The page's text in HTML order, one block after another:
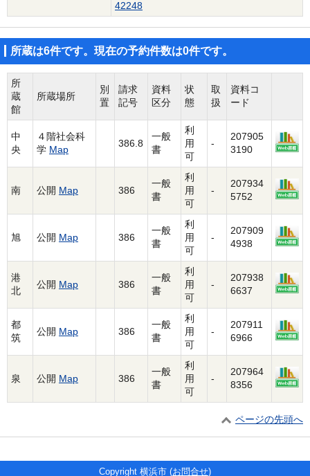
42248
所蔵は6件です。現在の予約件数は0件です。
所
蔵
館
所蔵場所
別
置
請求
記号
資料
区分
状
態
取
扱
資料コ
ード
中
央
４階社会科
学 Map
386.8
一般
書
利
用
可
-
207905
3190
南 公開 Map 386
一般
書
利
用
可
-
207934
5752
旭 公開 Map 386
一般
書
利
用
可
-
207909
4938
港
北
公開 Map 386
一般
書
利
用
可
-
207938
6637
都
筑
公開 Map 386
一般
書
利
用
可
-
207911
6966
泉 公開 Map 386
一般
書
利
用
可
-
207964
8356
ページの先頭へ
Copyright 横浜市 (お問合せ)